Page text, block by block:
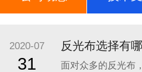
2020-07
31
反光布选择有
面对众多的反光布